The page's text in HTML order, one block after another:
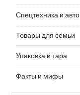
Спецтехника и авто
Товары для семьи
Упаковка и тара
Факты и мифы